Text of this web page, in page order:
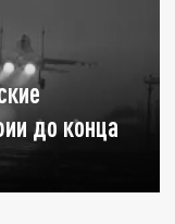
до конца